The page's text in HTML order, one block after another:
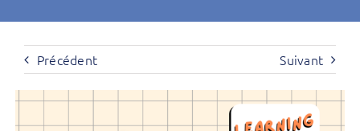
Précédent Suivant